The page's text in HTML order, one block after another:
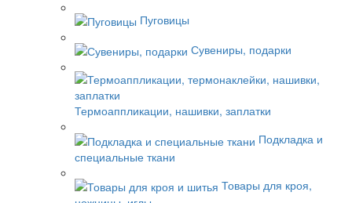
Пуговицы
Сувениры, подарки
Термоаппликации, нашивки, заплатки
Подкладка и
специальные ткани
Товары для кроя,